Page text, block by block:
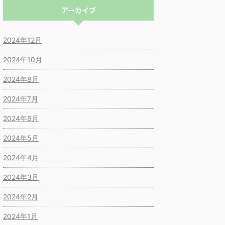
アーカイブ
2024年12月
2024年10月
2024年8月
2024年7月
2024年6月
2024年5月
2024年4月
2024年3月
2024年2月
2024年1月